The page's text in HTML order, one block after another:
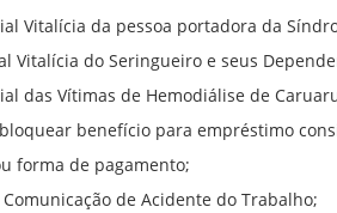
Vitalícia da pessoa portadora da
Vitalícia do Seringueiro e seus
das Vítimas de Hemodiálise de
benefício para empréstimo
forma de pagamento;
de Acidente do Trabalho;